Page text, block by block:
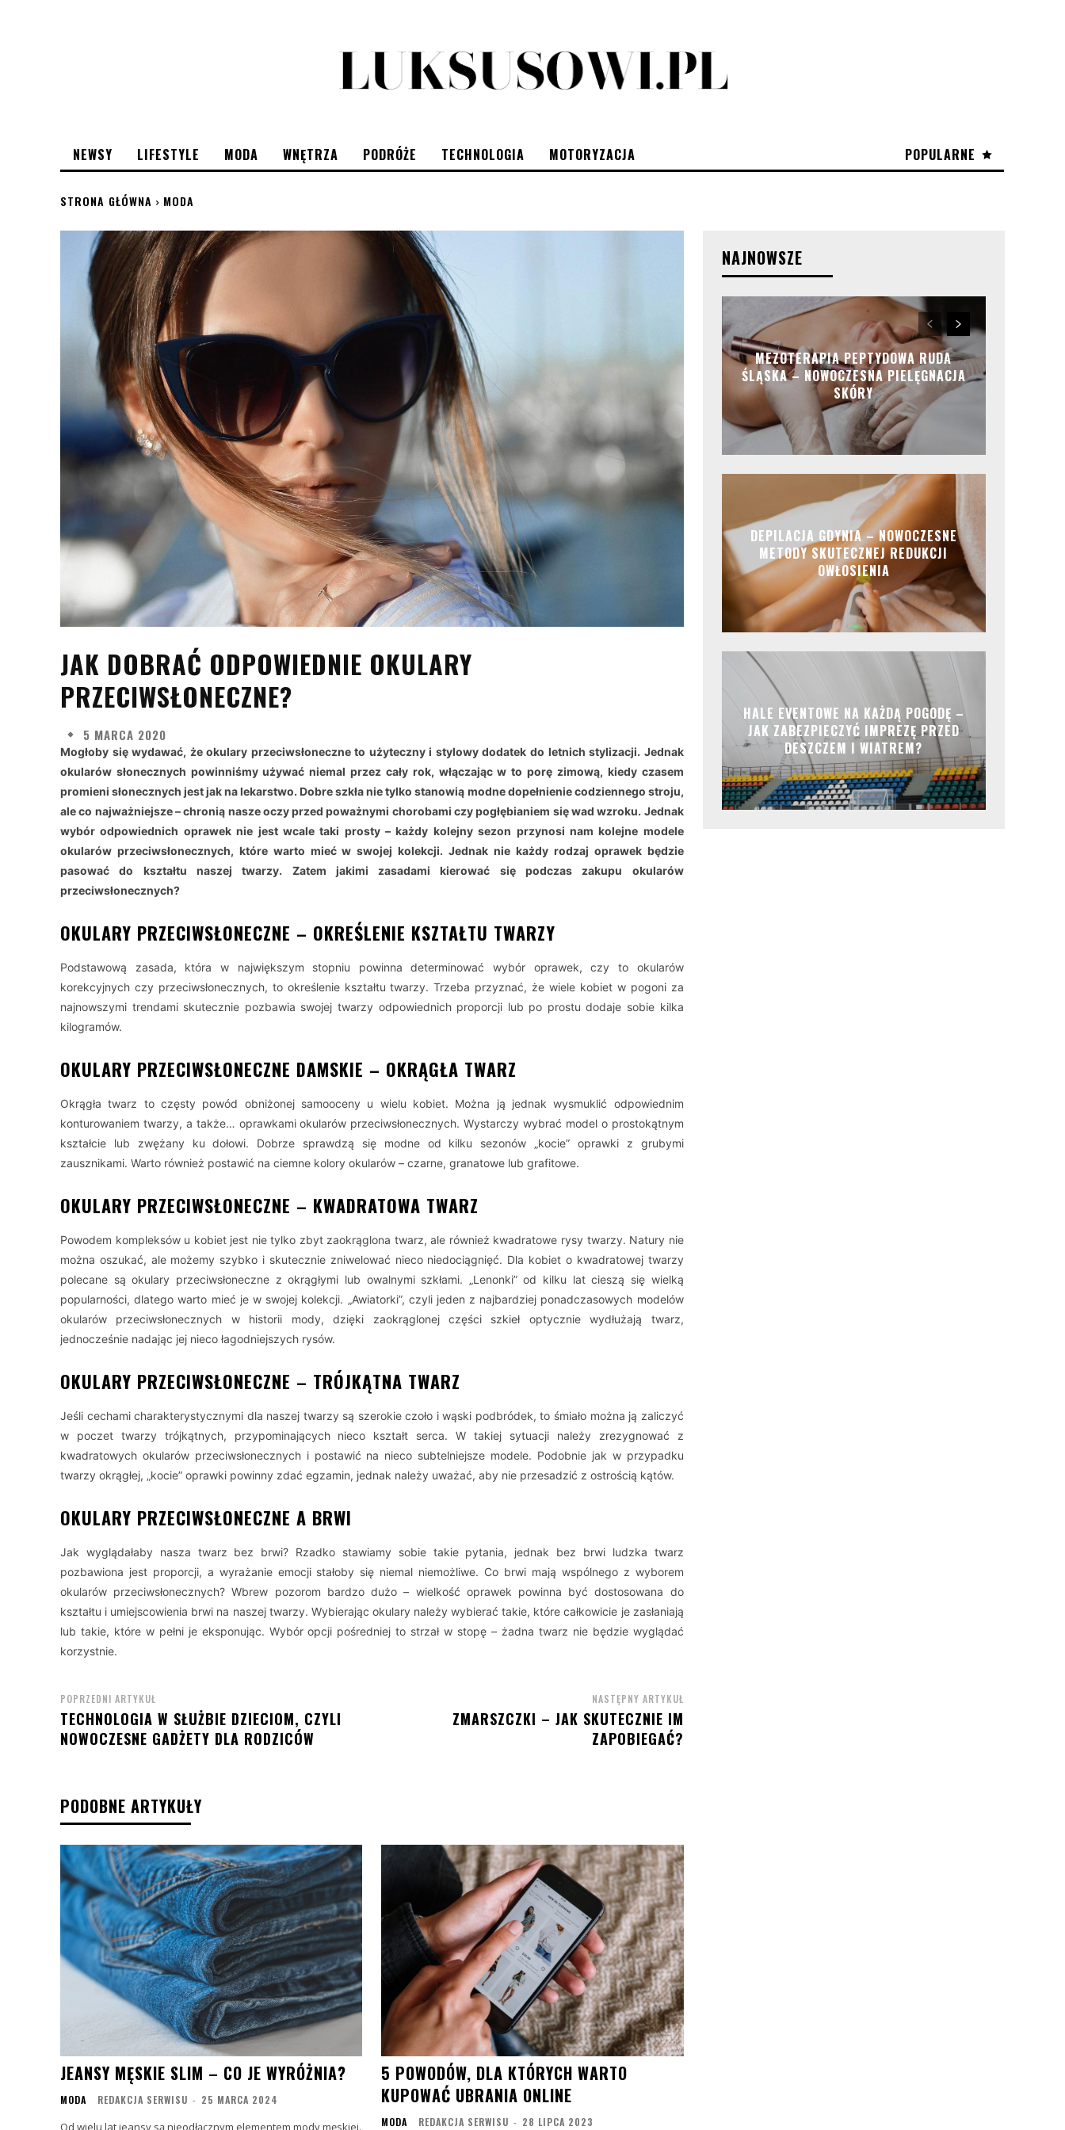
POPULARNE
NEWSY LIFESTYLE MODA WNĘTRZA PODRÓŻE TECHNOLOGIA MOTORYZACJA
STRONA GŁÓWNA MODA
JAK DOBRAĆ ODPOWIEDNIE OKULARY
PRZECIWSŁONECZNE?
5 MARCA 2020
Mogłoby się wydawać, że okulary przeciwsłoneczne to użyteczny i stylowy dodatek do letnich stylizacji. Jednak
okularów słonecznych powinniśmy używać niemal przez cały rok, włączając w to porę zimową, kiedy czasem
promieni słonecznych jest jak na lekarstwo. Dobre szkła nie tylko stanowią modne dopełnienie codziennego stroju,
ale co najważniejsze – chronią nasze oczy przed poważnymi chorobami czy pogłębianiem się wad wzroku. Jednak
wybór odpowiednich oprawek nie jest wcale taki prosty – każdy kolejny sezon przynosi nam kolejne modele
okularów przeciwsłonecznych, które warto mieć w swojej kolekcji. Jednak nie każdy rodzaj oprawek będzie
pasować do kształtu naszej twarzy. Zatem jakimi zasadami kierować się podczas zakupu okularów
przeciwsłonecznych?
OKULARY PRZECIWSŁONECZNE – OKREŚLENIE KSZTAŁTU TWARZY
Podstawową zasada, która w największym stopniu powinna determinować wybór oprawek, czy to okularów
korekcyjnych czy przeciwsłonecznych, to określenie kształtu twarzy. Trzeba przyznać, że wiele kobiet w pogoni za
najnowszymi trendami skutecznie pozbawia swojej twarzy odpowiednich proporcji lub po prostu dodaje sobie kilka
kilogramów.
OKULARY PRZECIWSŁONECZNE DAMSKIE – OKRĄGŁA TWARZ
Okrągła twarz to częsty powód obniżonej samooceny u wielu kobiet. Można ją jednak wysmuklić odpowiednim
konturowaniem twarzy, a także… oprawkami okularów przeciwsłonecznych. Wystarczy wybrać model o prostokątnym
kształcie lub zwężany ku dołowi. Dobrze sprawdzą się modne od kilku sezonów „kocie” oprawki z grubymi
zausznikami. Warto również postawić na ciemne kolory okularów – czarne, granatowe lub grafitowe.
OKULARY PRZECIWSŁONECZNE – KWADRATOWA TWARZ
Powodem kompleksów u kobiet jest nie tylko zbyt zaokrąglona twarz, ale również kwadratowe rysy twarzy. Natury nie
można oszukać, ale możemy szybko i skutecznie zniwelować nieco niedociągnięć. Dla kobiet o kwadratowej twarzy
polecane są okulary przeciwsłoneczne z okrągłymi lub owalnymi szkłami. „Lenonki” od kilku lat cieszą się wielką
popularności, dlatego warto mieć je w swojej kolekcji. „Awiatorki”, czyli jeden z najbardziej ponadczasowych modelów
okularów przeciwsłonecznych w historii mody, dzięki zaokrąglonej części szkieł optycznie wydłużają twarz,
jednocześnie nadając jej nieco łagodniejszych rysów.
OKULARY PRZECIWSŁONECZNE – TRÓJKĄTNA TWARZ
Jeśli cechami charakterystycznymi dla naszej twarzy są szerokie czoło i wąski podbródek, to śmiało można ją zaliczyć
w poczet twarzy trójkątnych, przypominających nieco kształt serca. W takiej sytuacji należy zrezygnować z
kwadratowych okularów przeciwsłonecznych i postawić na nieco subtelniejsze modele. Podobnie jak w przypadku
twarzy okrągłej, „kocie” oprawki powinny zdać egzamin, jednak należy uważać, aby nie przesadzić z ostrością kątów.
OKULARY PRZECIWSŁONECZNE A BRWI
Jak wyglądałaby nasza twarz bez brwi? Rzadko stawiamy sobie takie pytania, jednak bez brwi ludzka twarz
pozbawiona jest proporcji, a wyrażanie emocji stałoby się niemal niemożliwe. Co brwi mają wspólnego z wyborem
okularów przeciwsłonecznych? Wbrew pozorom bardzo dużo – wielkość oprawek powinna być dostosowana do
kształtu i umiejscowienia brwi na naszej twarzy. Wybierając okulary należy wybierać takie, które całkowicie je zasłaniają
lub takie, które w pełni je eksponując. Wybór opcji pośredniej to strzał w stopę – żadna twarz nie będzie wyglądać
korzystnie.
POPRZEDNI ARTYKUŁ
TECHNOLOGIA W SŁUŻBIE DZIECIOM, CZYLI
NOWOCZESNE GADŻETY DLA RODZICÓW
NASTĘPNY ARTYKUŁ
ZMARSZCZKI – JAK SKUTECZNIE IM
ZAPOBIEGAĆ?
PODOBNE ARTYKUŁY
JEANSY MĘSKIE SLIM – CO JE WYRÓŻNIA?
MODA REDAKCJA SERWISU - 25 MARCA 2024
Od wielu lat jeansy są nieodłącznym elementem mody męskiej.
5 POWODÓW, DLA KTÓRYCH WARTO
KUPOWAĆ UBRANIA ONLINE
MODA REDAKCJA SERWISU - 28 LIPCA 2023
NAJNOWSZE
MEZOTERAPIA PEPTYDOWA RUDA
ŚLĄSKA – NOWOCZESNA PIELĘGNACJA
SKÓRY
DEPILACJA GDYNIA – NOWOCZESNE
METODY SKUTECZNEJ REDUKCJI
OWŁOSIENIA
HALE EVENTOWE NA KAŻDĄ POGODĘ –
JAK ZABEZPIECZYĆ IMPREZĘ PRZED
DESZCZEM I WIATREM?